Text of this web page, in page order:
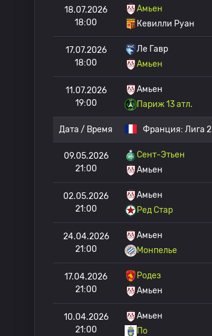
18.07.2026
18:00
Амьен
Кевилли Руан
17.07.2026
18:00
Ле Гавр
Амьен
11.07.2026
19:00
Амьен
Париж 13 атл.
Дата / Время Франция: Лига 2
09.05.2026
21:00
Сент-Этьен
Амьен
02.05.2026
21:00
Амьен
Ред Стар
24.04.2026
21:00
Амьен
Монпелье
17.04.2026
21:00
Родез
Амьен
10.04.2026
21:00
Амьен
По